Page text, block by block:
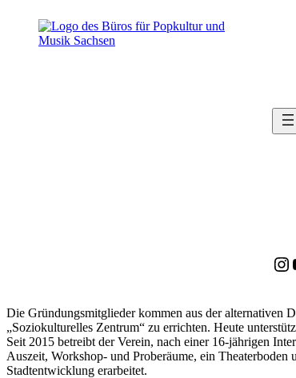
springen
springen
Instagram
Die Gründungsmitglieder kommen aus der alternativen
„Soziokulturelles Zentrum“ zu errichten. Heute
Seit 2015 betreibt der Verein, nach einer 16-jährigen
Auszeit, Workshop- und Proberäume, ein
Stadtentwicklung erarbeitet.